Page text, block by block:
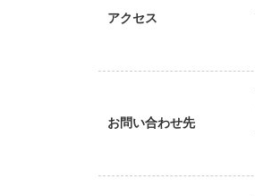
アクセス
お問い合わせ先